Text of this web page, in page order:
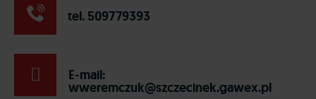
tel. 509779393
E-mail:
wweremczuk@szczecinek.gawex.pl